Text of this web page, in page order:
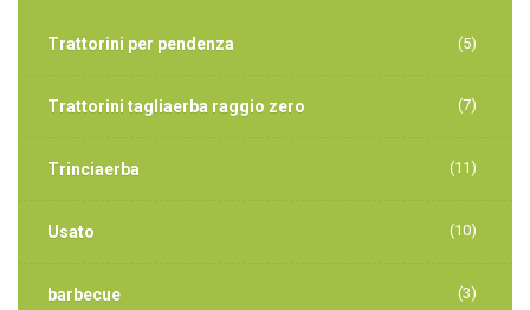
Trattorini per pendenza (5)
Trattorini tagliaerba raggio zero (7)
Trinciaerba (11)
Usato (10)
barbecue (3)